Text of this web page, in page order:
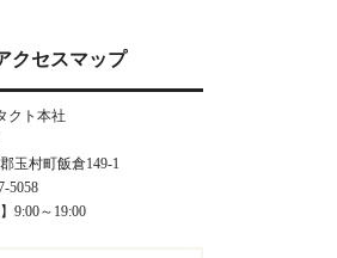
クセスマップ
クト本社
玉村町飯倉149-1
5058
9:00～19:00